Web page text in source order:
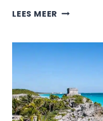
LEES MEER HOE
SAN
CRISTÓBAL
LAS
CASAS